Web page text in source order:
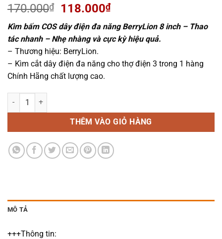
170.000₫
Giá
gốc
là:
170.000₫.
118.000₫Giá
hiện
tại
là:
Kìm bấm COS dây điện đa năng BerryLion 8 inch – Thao
tác nhanh – Nhẹ nhàng và cực kỳ hiệu quả.
– Thương hiệu: BerryLion.
– Kìm cắt dây điện đa năng cho thợ điện 3 trong 1 hàng
Chính Hãng chất lượng cao.
Kìm Bấm COS Dây Điện Đa Năng BerryLion số lượng
THÊM VÀO GIỎ HÀNG
MÔ TẢ
+++Thông tin: